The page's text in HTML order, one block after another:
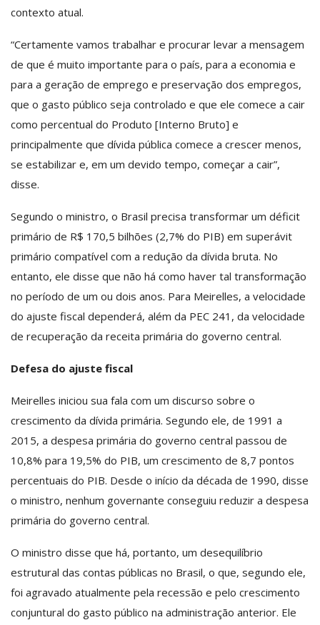
contexto atual.
“Certamente vamos trabalhar e procurar levar a mensagem
de que é muito importante para o país, para a economia e
para a geração de emprego e preservação dos empregos,
que o gasto público seja controlado e que ele comece a cair
como percentual do Produto [Interno Bruto] e
principalmente que dívida pública comece a crescer menos,
se estabilizar e, em um devido tempo, começar a cair”,
disse.
Segundo o ministro, o Brasil precisa transformar um déficit
primário de R$ 170,5 bilhões (2,7% do PIB) em superávit
primário compatível com a redução da dívida bruta. No
entanto, ele disse que não há como haver tal transformação
no período de um ou dois anos. Para Meirelles, a velocidade
do ajuste fiscal dependerá, além da PEC 241, da velocidade
de recuperação da receita primária do governo central.
Defesa do ajuste fiscal
Meirelles iniciou sua fala com um discurso sobre o
crescimento da dívida primária. Segundo ele, de 1991 a
2015, a despesa primária do governo central passou de
10,8% para 19,5% do PIB, um crescimento de 8,7 pontos
percentuais do PIB. Desde o início da década de 1990, disse
o ministro, nenhum governante conseguiu reduzir a despesa
primária do governo central.
O ministro disse que há, portanto, um desequilíbrio
estrutural das contas públicas no Brasil, o que, segundo ele,
foi agravado atualmente pela recessão e pelo crescimento
conjuntural do gasto público na administração anterior. Ele